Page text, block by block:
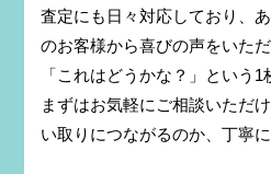
査定にも日々対応しており、
のお客様から喜びの声をいただ
「これはどうかな？」という1
まずはお気軽にご相談いただ
い取りにつながるのか、丁寧に